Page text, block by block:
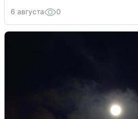
6 августа 0